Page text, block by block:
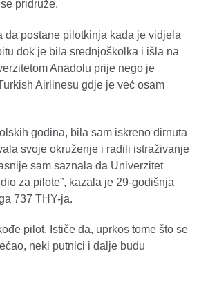
pridruže.
da postane pilotkinja kada je vidjela
dok je bila srednjoškolka i išla na
Anadolu prije nego je
Airlinesu gdje je već osam
godina, bila sam iskreno dirnuta
svoje okruženje i radili istraživanje
sam saznala da Univerzitet
za pilote”, kazala je 29-godišnja
737 THY-ja.
pilot. Ističe da, uprkos tome što se
neki putnici i dalje budu